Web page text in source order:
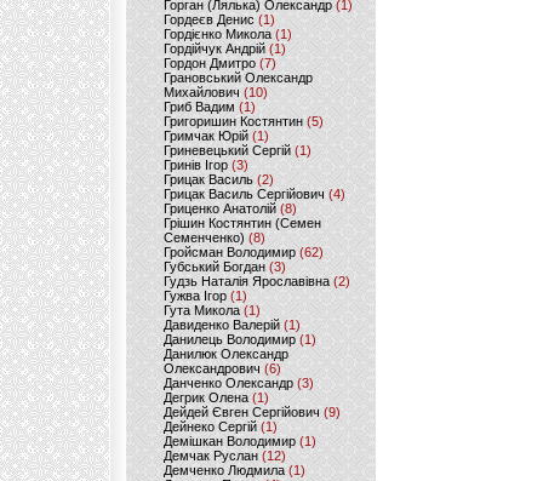
Горган (Лялька) Олександр(1)
Гордеєв Денис (1)
Гордієнко Микола (1)
Гордійчук Андрій (1)
Гордон Дмитро (7)
Грановський Олександр
Михайлович (10)
Гриб Вадим (1)
Григоришин Костянтин (5)
Гримчак Юрій(1)
Гриневецький Сергій(1)
Гринів Ігор (3)
Грицак Василь (2)
Грицак Василь Сергійович (4)
Гриценко Анатолій (8)
Грішин Костянтин (Семен
Семенченко)(8)
Гройсман Володимир(62)
Губський Богдан (3)
Гудзь Наталія Ярославівна(2)
Гужва Ігор (1)
Гута Микола (1)
Давиденко Валерій (1)
Данилець Володимир(1)
Данилюк Олександр
Олександрович (6)
Данченко Олександр (3)
Дегрик Олена(1)
Дейдей Євген Сергійович(9)
Дейнеко Сергій (1)
Демішкан Володимир(1)
Демчак Руслан (12)
Демченко Людмила (1)